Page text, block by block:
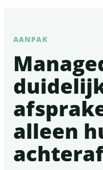
AANPAK
alleen